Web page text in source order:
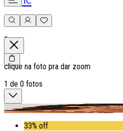
0
clique na foto pra dar zoom
1 de 0 fotos
33% off